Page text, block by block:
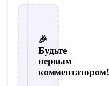
🎉
Будьте
первым
комментатором!